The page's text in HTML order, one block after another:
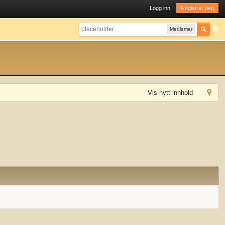
Logg inn Registrer deg
Medlemer
Vis nytt innhold